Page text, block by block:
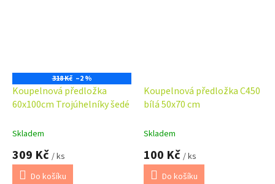
318 Kč –2 %
Koupelnová předložka
60x100cm Trojúhelníky šedé
Skladem
309 Kč / ks
Do košíku
Koupelnová předložka C450
bílá 50x70 cm
Skladem
100 Kč / ks
Do košíku